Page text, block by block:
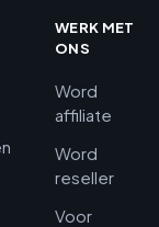
WERK MET
ONS
Word
affiliate
Word
reseller
Voor